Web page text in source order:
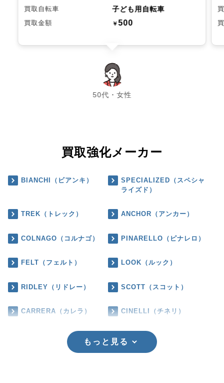
買取自転車 子ども用自転車
買取金額 ￥500
50代・女性
chevron_left chevron_right
買取強化メーカー
BIANCHI（ビアンキ）
SPECIALIZED（スペシャ
ライズド）
TREK（トレック） ANCHOR（アンカー）
COLNAGO（コルナゴ） PINARELLO（ピナレロ）
FELT（フェルト） LOOK（ルック）
RIDLEY（リドレー） SCOTT（スコット）
CARRERA（カレラ） CINELLI（チネリ）
もっと見る